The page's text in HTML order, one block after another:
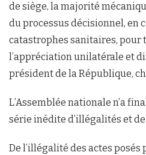
de siège, la majorité
du processus décisionnel, en
catastrophes sanitaires, pour
l’appréciation unilatérale et
président de la République,
L’Assemblée nationale n’a
série inédite d’illégalités et
De l’illégalité des actes